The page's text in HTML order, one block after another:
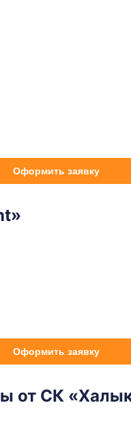
Оформить заявку
Оформить заявку
от СК